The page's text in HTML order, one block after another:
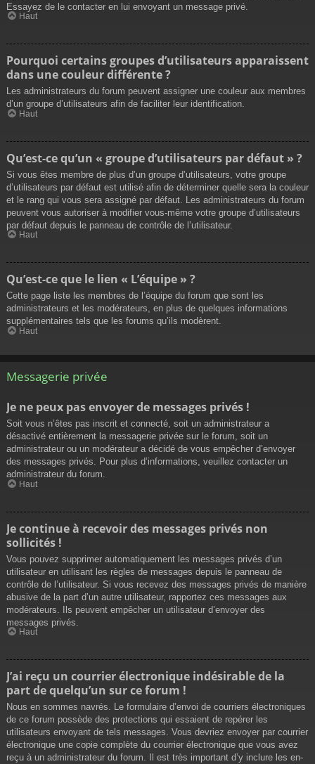
Essayez de le contacter en lui envoyant un message privé.
Haut
Pourquoi certains groupes d’utilisateurs apparaissent
dans une couleur différente ?
Les administrateurs du forum peuvent assigner une couleur aux membres
d’un groupe d’utilisateurs afin de faciliter leur identification.
Haut
Qu’est-ce qu’un « groupe d’utilisateurs par défaut » ?
Si vous êtes membre de plus d’un groupe d’utilisateurs, votre groupe
d’utilisateurs par défaut est utilisé afin de déterminer quelle sera la couleur
et le rang qui vous sera assigné par défaut. Les administrateurs du forum
peuvent vous autoriser à modifier vous-même votre groupe d’utilisateurs
par défaut depuis le panneau de contrôle de l’utilisateur.
Haut
Qu’est-ce que le lien « L’équipe » ?
Cette page liste les membres de l’équipe du forum que sont les
administrateurs et les modérateurs, en plus de quelques informations
supplémentaires tels que les forums qu’ils modèrent.
Haut
Messagerie privée
Je ne peux pas envoyer de messages privés !
Soit vous n’êtes pas inscrit et connecté, soit un administrateur a
désactivé entièrement la messagerie privée sur le forum, soit un
administrateur ou un modérateur a décidé de vous empêcher d’envoyer
des messages privés. Pour plus d’informations, veuillez contacter un
administrateur du forum.
Haut
Je continue à recevoir des messages privés non
sollicités !
Vous pouvez supprimer automatiquement les messages privés d’un
utilisateur en utilisant les règles de messages depuis le panneau de
contrôle de l’utilisateur. Si vous recevez des messages privés de manière
abusive de la part d’un autre utilisateur, rapportez ces messages aux
modérateurs. Ils peuvent empêcher un utilisateur d’envoyer des
messages privés.
Haut
J’ai reçu un courrier électronique indésirable de la
part de quelqu’un sur ce forum !
Nous en sommes navrés. Le formulaire d’envoi de courriers électroniques
de ce forum possède des protections qui essaient de repérer les
utilisateurs envoyant de tels messages. Vous devriez envoyer par courrier
électronique une copie complète du courrier électronique que vous avez
reçu à un administrateur du forum. Il est très important d’y inclure les en-